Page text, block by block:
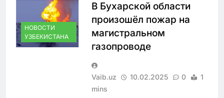
НОВОСТИ
УЗБЕКИСТАНА
В Бухарской области
произошёл пожар на
магистральном
газопроводе
Vaib.uz 10.02.2025 0
1
mins